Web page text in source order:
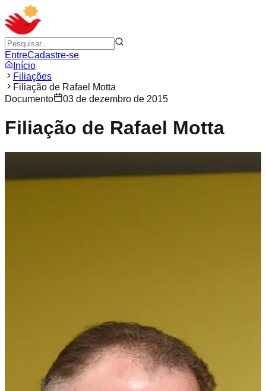
EntreCadastre-se
Início
Filiações
Filiação de Rafael Motta
Documento
03 de dezembro de 2015
Filiação de Rafael Motta